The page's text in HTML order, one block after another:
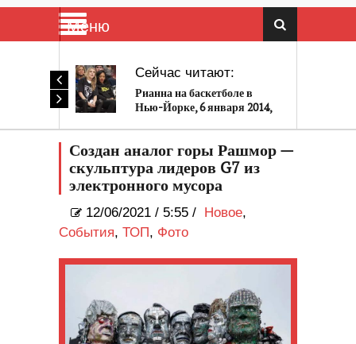
Меню
Сейчас читают:
Рианна на баскетболе в
Нью-Йорке, 6 января 2014,
Создан аналог горы Рашмор —
скульптура лидеров G7 из
электронного мусора
12/06/2021 / 5:55 / Новое,
События, ТОП, Фото